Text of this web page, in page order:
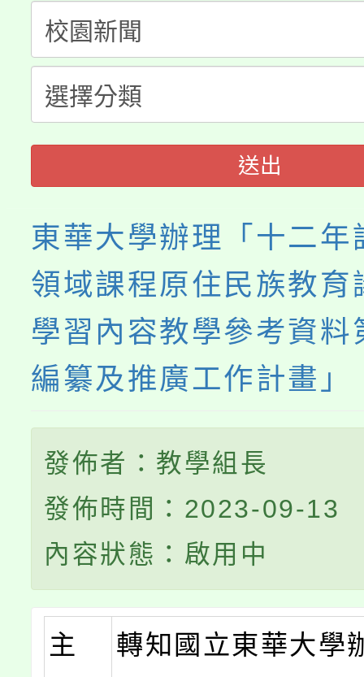
代理(課)教師甄選結果(
公告本校115學年度第
代理(課)教師甄選結果(
轉知中國文化大學推廣
《TA101》溝通分析基
程，歡迎學生輔導中心
心理、諮商輔導、社會
系所師生報名參加。
送出
東華大學辦理「十二年
領域課程原住民族教育
學習內容教學參考資料
編纂及推廣工作計畫」
發佈者：教學組長
發佈時間：2023-09-13
內容狀態：啟用中
主
轉知國立東華大學